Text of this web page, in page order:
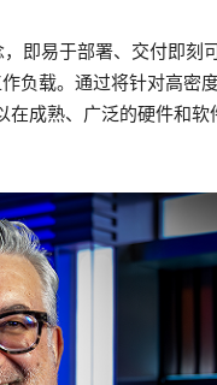
即易于部署、交付即刻
负载。通过将针对高密
成熟、广泛的硬件和软